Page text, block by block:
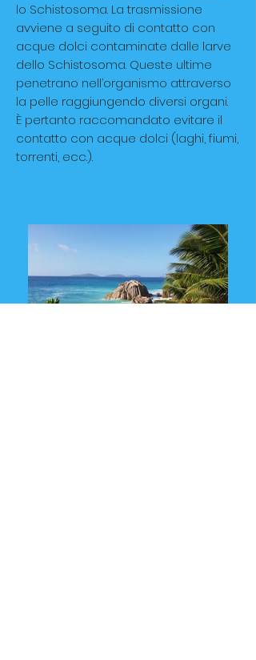
lo Schistosoma. La trasmissione
avviene a seguito di contatto con
acque dolci contaminate dalle larve
dello Schistosoma. Queste ultime
penetrano nell’organismo attraverso
la pelle raggiungendo diversi organi.
È pertanto raccomandato evitare il
contatto con acque dolci (laghi, fiumi,
torrenti, ecc.).